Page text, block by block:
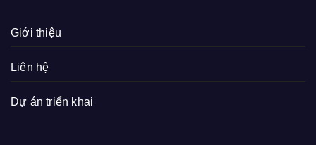
Giới thiệu
Liên hệ
Dự án triển khai